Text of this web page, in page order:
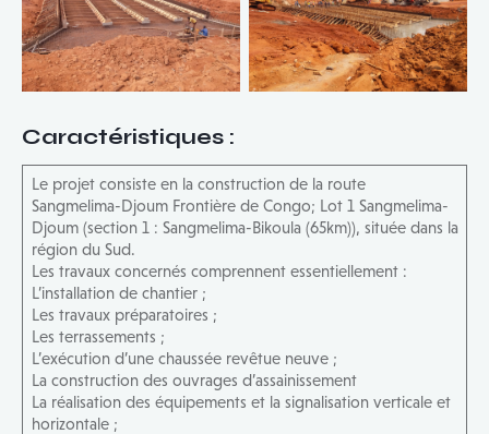
Caractéristiques :
Le projet consiste en la construction de la route
Sangmelima-Djoum Frontière de Congo; Lot 1 Sangmelima-
Djoum (section 1 : Sangmelima-Bikoula (65km)), située dans la
région du Sud.
Les travaux concernés comprennent essentiellement :
L’installation de chantier ;
Les travaux préparatoires ;
Les terrassements ;
L’exécution d’une chaussée revêtue neuve ;
La construction des ouvrages d’assainissement
La réalisation des équipements et la signalisation verticale et
horizontale ;